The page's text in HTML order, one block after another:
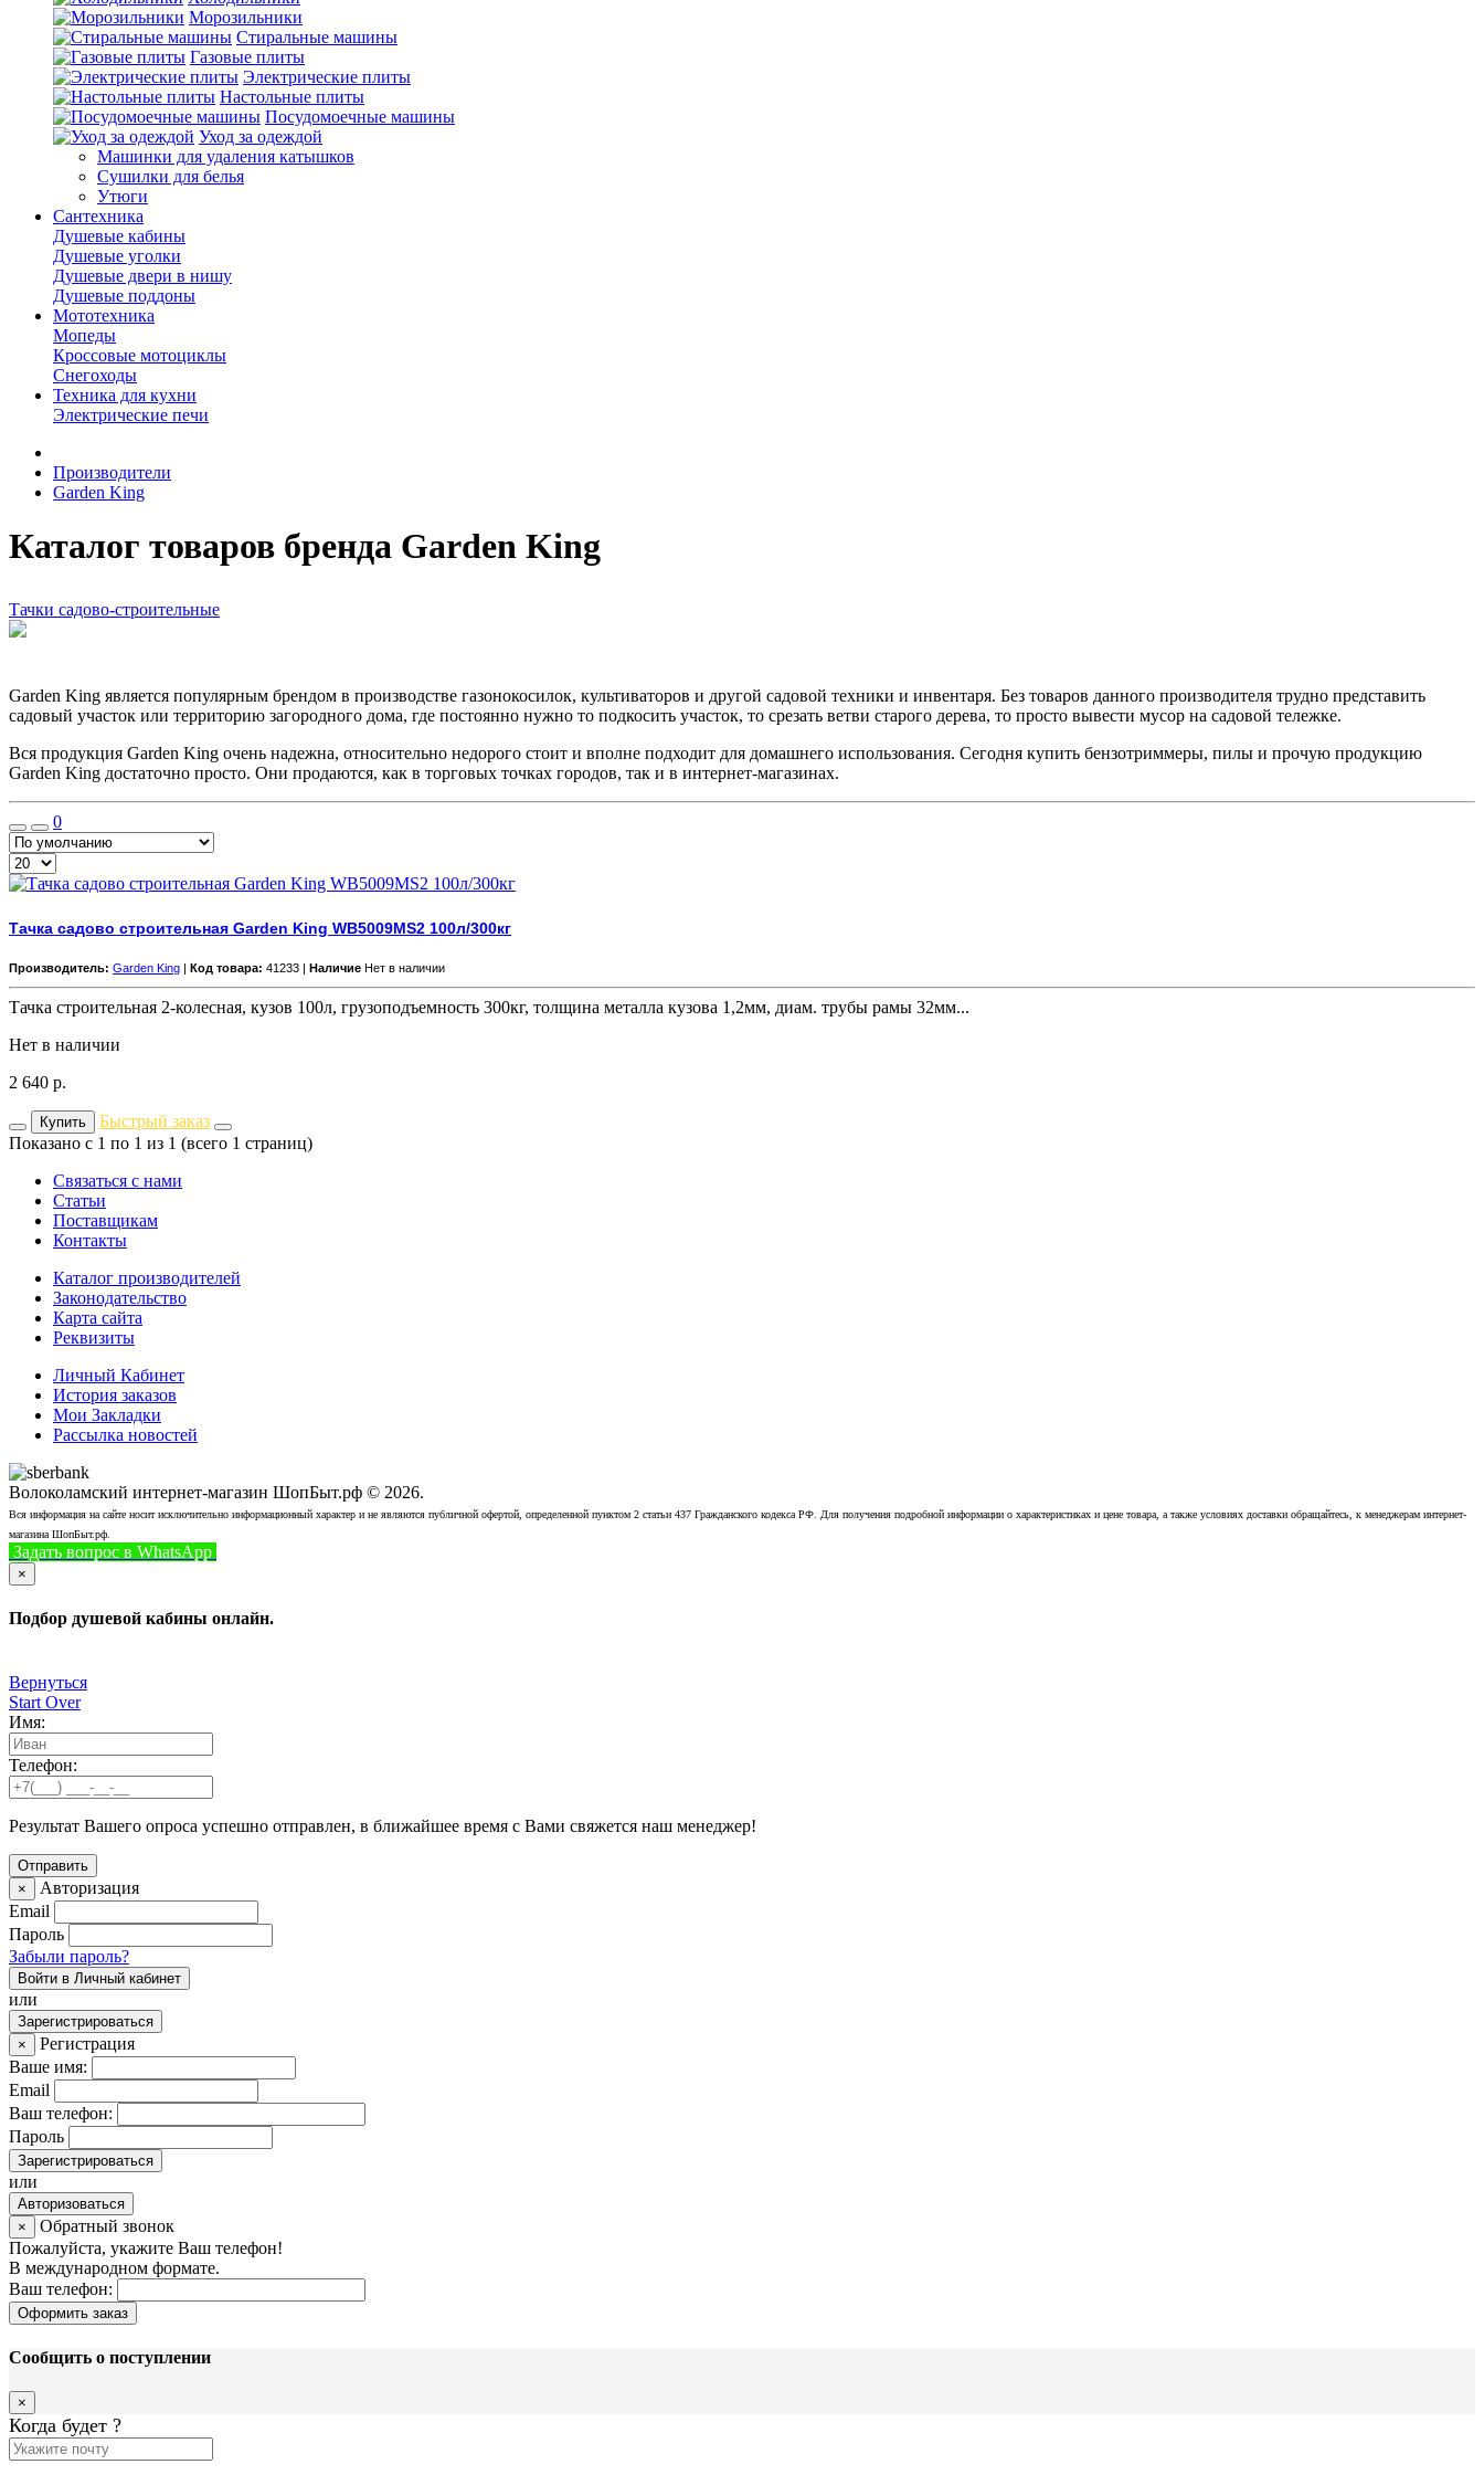
Морозильники
Стиральные машины
Газовые плиты
Электрические плиты
Настольные плиты
Посудомоечные машины
Уход за одеждой
Машинки для удаления катышков
Сушилки для белья
Утюги
Сантехника
Душевые кабины
Душевые уголки
Душевые двери в нишу
Душевые поддоны
Мототехника
Мопеды
Кроссовые мотоциклы
Снегоходы
Техника для кухни
Электрические печи
Производители
Garden King
Каталог товаров бренда Garden King
Тачки садово-строительные
Garden King является популярным брендом в производстве газонокосилок, культиваторов и другой садовой техники и инвентаря. Без товаров данного производителя трудно представить
садовый участок или территорию загородного дома, где постоянно нужно то подкосить участок, то срезать ветви старого дерева, то просто вывести мусор на садовой тележке.
Вся продукция Garden King очень надежна, относительно недорого стоит и вполне подходит для домашнего использования. Сегодня купить бензотриммеры, пилы и прочую продукцию
Garden King достаточно просто. Они продаются, как в торговых точках городов, так и в интернет-магазинах.
0
Тачка садово строительная Garden King WB5009MS2 100л/300кг
Производитель: Garden King | Код товара: 41233 | Наличие Нет в наличии
Тачка строительная 2-колесная, кузов 100л, грузоподъемность 300кг, толщина металла кузова 1,2мм, диам. трубы рамы 32мм...
Нет в наличии
2 640 р.
Купить
Быстрый заказ
Показано с 1 по 1 из 1 (всего 1 страниц)
Связаться с нами
Статьи
Поставщикам
Контакты
Каталог производителей
Законодательство
Карта сайта
Реквизиты
Личный Кабинет
История заказов
Мои Закладки
Рассылка новостей
Волоколамский интернет-магазин ШопБыт.рф © 2026.
Вся информация на сайте носит исключительно информационный характер и не являются публичной офертой, определенной пунктом 2 статьи 437 Гражданского кодекса РФ. Для получения подробной информации о характеристиках и цене товара, а также условиях доставки обращайтесь, к менеджерам интернет-
магазина ШопБыт.рф.
Задать вопрос в WhatsApp
×
Подбор душевой кабины онлайн.
Вернуться
Start Over
Имя:
Телефон:
Результат Вашего опроса успешно отправлен, в ближайшее время с Вами свяжется наш менеджер!
×
Авторизация
Email
Пароль
Забыли пароль?
Войти в Личный кабинет
или
Зарегистрироваться
×
Регистрация
Ваше имя:
Email
Ваш телефон:
Пароль
Зарегистрироваться
или
Авторизоваться
×
Обратный звонок
Пожалуйста, укажите Ваш телефон!
В международном формате.
Ваш телефон:
Оформить заказ
Сообщить о поступлении
×
Когда будет ?